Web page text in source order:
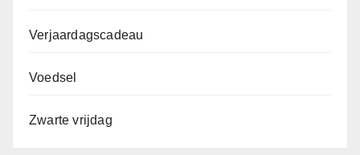
Verjaardagscadeau
Voedsel
Zwarte vrijdag